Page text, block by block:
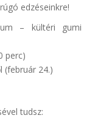
edzéseinkre!
– kültéri gumi
perc)
(február 24.)
tudsz: